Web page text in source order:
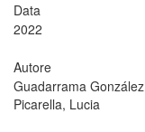
Data
2022
Autore
Guadarrama
Picarella, Lucia